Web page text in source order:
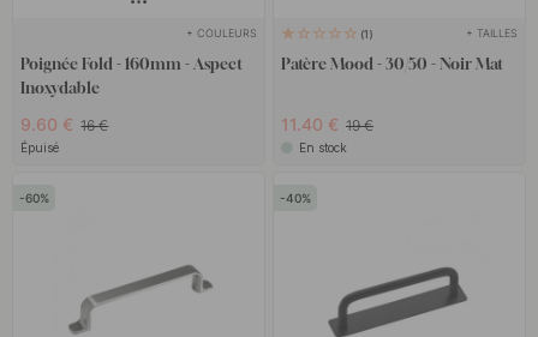
+ COULEURS
Poignée Fold - 160mm - Aspect
Inoxydable
9.60 € 16 €
Épuisé
1 + TAILLES
Patère Mood - 30/50 - Noir Mat
11.40 € 19 €
En stock
60 40